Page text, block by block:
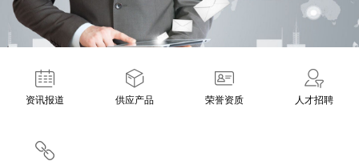
资讯报道 供应产品 荣誉资质 人才招聘